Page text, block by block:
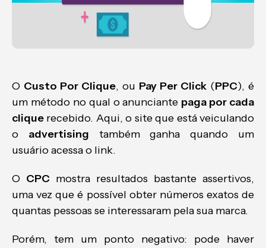
O Custo Por Clique, ou Pay Per Click (PPC), é
um método no qual o anunciante paga por cada
clique recebido. Aqui, o site que está veiculando
o advertising também ganha quando um
usuário acessa o link.
O CPC mostra resultados bastante assertivos,
uma vez que é possível obter números exatos de
quantas pessoas se interessaram pela sua marca.
Porém, tem um ponto negativo: pode haver